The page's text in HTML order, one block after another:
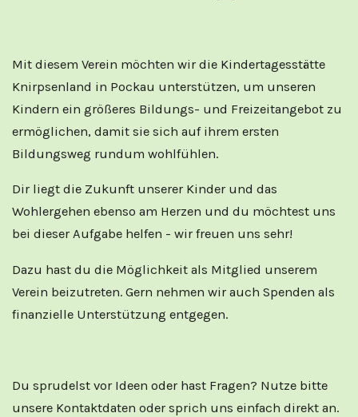
Mit diesem Verein möchten wir die Kindertagesstätte
Knirpsenland in Pockau unterstützen, um unseren
Kindern ein größeres Bildungs- und Freizeitangebot zu
ermöglichen, damit sie sich auf ihrem ersten
Bildungsweg rundum wohlfühlen.
Dir liegt die Zukunft unserer Kinder und das
Wohlergehen ebenso am Herzen und du möchtest uns
bei dieser Aufgabe helfen - wir freuen uns sehr!
Dazu hast du die Möglichkeit als Mitglied unserem
Verein beizutreten. Gern nehmen wir auch Spenden als
finanzielle Unterstützung entgegen.
Du sprudelst vor Ideen oder hast Fragen? Nutze bitte
unsere Kontaktdaten oder sprich uns einfach direkt an.